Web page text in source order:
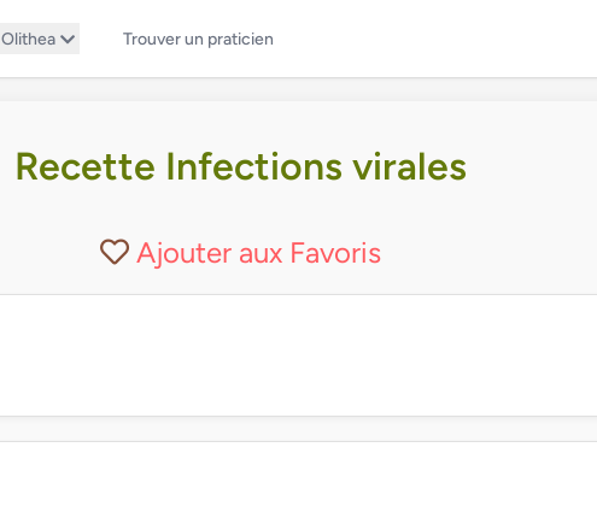
Olithea Trouver un praticien
Recette Infections virales
Ajouter aux Favoris